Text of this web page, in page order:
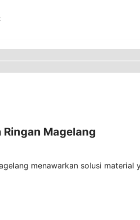
Magelang
menawarkan solusi